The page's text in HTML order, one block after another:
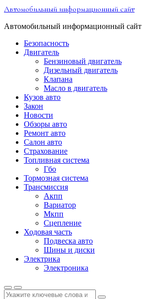
Перейти
содержимому
Автомобильный информационный сайт
Автомобильный информационный сайт
Безопасность
Двигатель
Бензиновый двигатель
Дизельный двигатель
Клапана
Масло в двигатель
Кузов авто
Закон
Новости
Обзоры авто
Ремонт авто
Салон авто
Страхование
Топливная система
Гбо
Тормозная система
Трансмиссия
Акпп
Вариатор
Мкпп
Сцепление
Ходовая часть
Подвеска авто
Шины и диски
Электрика
Электроника
Найти: